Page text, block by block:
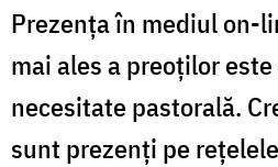
Prezenţa în mediul on-
mai ales a preoţilor
necesitate pastorală.
sunt prezenţi pe